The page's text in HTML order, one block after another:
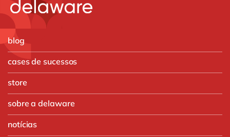
blog
cases de sucessos
store
sobre a delaware
notícias